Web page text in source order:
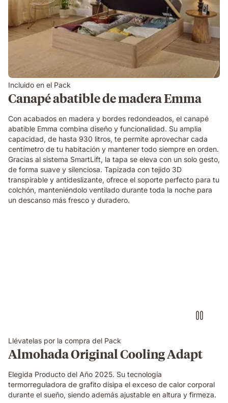
Incluido en el Pack
Canapé abatible de madera Emma
Con acabados en madera y bordes redondeados, el canapé
abatible Emma combina diseño y funcionalidad. Su amplia
capacidad, de hasta 930 litros, te permite aprovechar cada
centímetro de tu habitación y mantener todo siempre en orden.
Gracias al sistema SmartLift, la tapa se eleva con un solo gesto,
de forma suave y silenciosa. Tapizada con tejido 3D
transpirable y antideslizante, ofrece el soporte perfecto para tu
colchón, manteniéndolo ventilado durante toda la noche para
un descanso más fresco y duradero.
su
firmeza
y
Llévatelas por la compra del Pack
Almohada Original Cooling Adapt
Elegida Producto del Año 2025. Su tecnología
termorreguladora de grafito disipa el exceso de calor corporal
durante el sueño, siendo además ajustable en altura y firmeza.